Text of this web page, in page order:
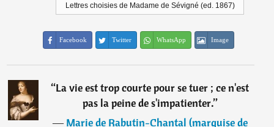
Lettres choisies de Madame de Sévigné (ed. 1867)
Facebook Twitter WhatsApp Image
“La vie est trop courte pour se tuer ; ce n'est
pas la peine de s'impatienter.”
―Marie de Rabutin-Chantal (marquise de